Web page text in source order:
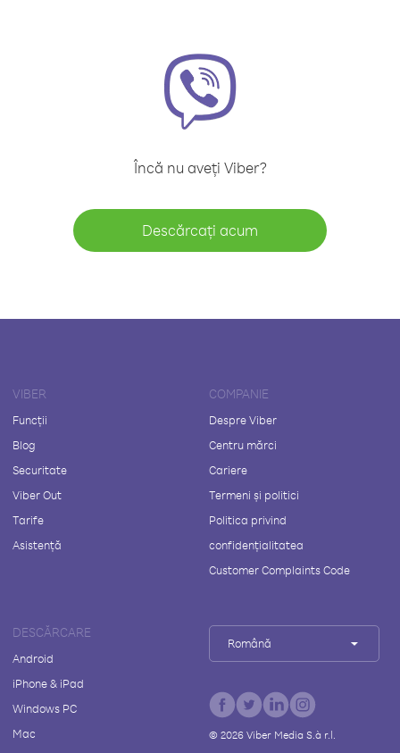
Încă nu aveți Viber?
Descărcați acum
VIBER
Funcții
Blog
Securitate
Viber Out
Tarife
Asistență
COMPANIE
Despre Viber
Centru mărci
Cariere
Termeni și politici
Politica privind
confidențialitatea
Customer Complaints Code
DESCĂRCARE
Android
iPhone & iPad
Windows PC
Mac
Română
© 2026Viber Media S.à r.l.